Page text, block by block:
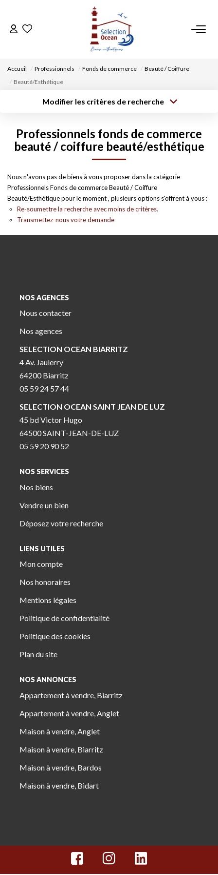
ACCUEIL
VENDRE UN BIEN
DÉPOSEZ VOTRE RECHERCHE
CONTACT
EN
Accueil Professionnels Fonds de commerce
Beauté / Coiffure
Beauté/Esthétique
Modifier les critères de recherche
Sélectionnez...
Type de bien
Surface min
Budget max
Professionnels fonds de commerce
beauté / coiffure beauté/esthétique
Nous n'avons pas de biens à vous proposer dans la catégorie
Professionnels Fonds de commerce Beauté / Coiffure
Beauté/Esthétique pour le moment , plusieurs options s'offrent à vous :
Re-soumettre la recherche avec moins de critères.
Transmettez-nous votre demande
NOS AGENCES
Nous contacter
Nos agences
SELECTION OCEAN BIARRITZ
4 Av. Jaulerry
64200 Biarritz
05 59 24 57 44
SELECTION OCEAN SAINT JEAN DE LUZ
45 bd Victor Hugo
64500 SAINT-JEAN-DE-LUZ
05 59 20 90 52
NOS SERVICES
Nos biens
Vendre un bien
Déposez votre recherche
LIENS UTILES
Mon compte
Nos honoraires
Mentions légales
Politique de confidentialité
Politique des cookies
Plan du site
NOS ANNONCES
Appartement à vendre, Biarritz
Appartement à vendre, Anglet
Maison à vendre, Anglet
Maison à vendre, Biarritz
Maison à vendre, Bardos
Maison à vendre, Bidart